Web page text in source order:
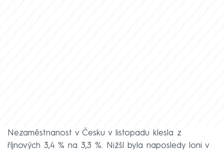
Nezaměstnanost v Česku v listopadu klesla z
říjnových 3,4 % na 3,3 %. Nižší byla naposledy loni v